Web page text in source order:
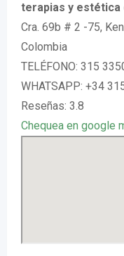
terapias y estética
Cra. 69b # 2 -75,
Colombia
TELÉFONO: 315
WHATSAPP: +34
Reseñas: 3.8
Chequea en google